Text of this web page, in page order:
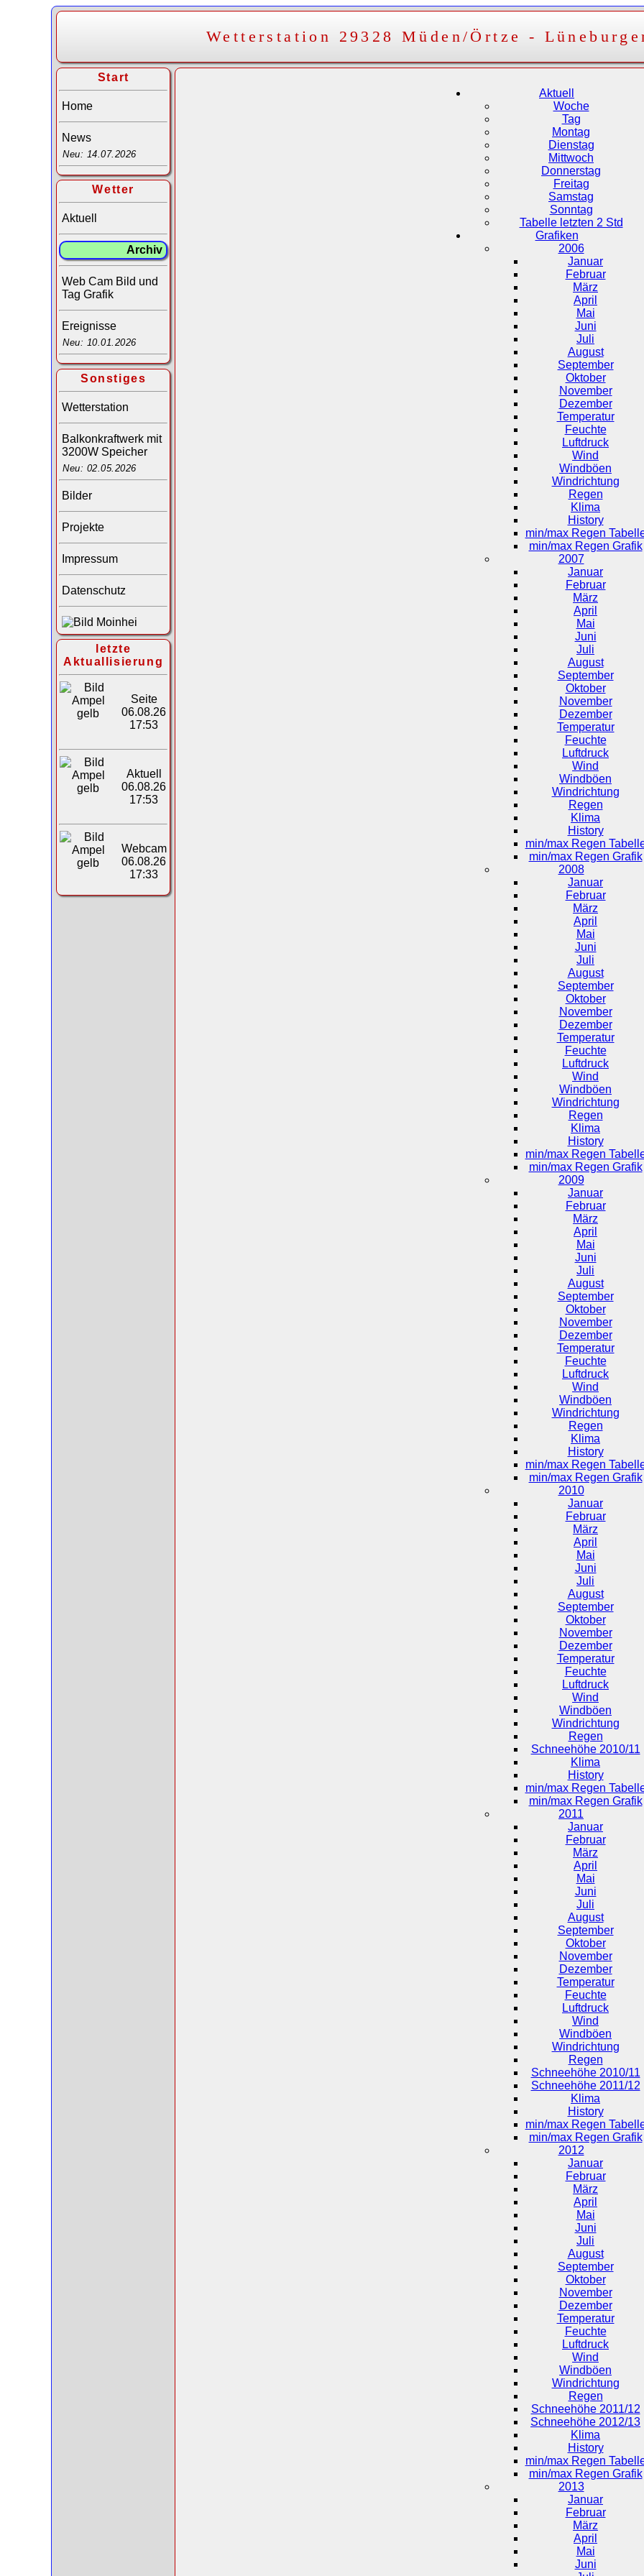
Wetterstation 29328 Müden/Örtze -
Start
Home
News
Neu: 14.07.2026
Wetter
Aktuell
Archiv
Web Cam Bild und
Tag Grafik
Ereignisse
Neu: 10.01.2026
Sonstiges
Wetterstation
Balkonkraftwerk mit
3200W Speicher
Neu: 02.05.2026
Bilder
Projekte
Impressum
Datenschutz
letzte
Aktuallisierung
Seite
06.08.26
17:53
Aktuell
06.08.26
17:53
Webcam
06.08.26
17:33
Aktuell
Woche
Tag
Montag
Dienstag
Mittwoch
Donnerstag
Freitag
Samstag
Sonntag
Tabelle letzten 2 Std
Grafiken
2006
Januar
Februar
März
April
Mai
Juni
Juli
August
September
Oktober
November
Dezember
Temperatur
Feuchte
Luftdruck
Wind
Windböen
Windrichtung
Regen
Klima
History
min/max Regen
min/max Regen Grafik
2007
Januar
Februar
März
April
Mai
Juni
Juli
August
September
Oktober
November
Dezember
Temperatur
Feuchte
Luftdruck
Wind
Windböen
Windrichtung
Regen
Klima
History
min/max Regen
min/max Regen Grafik
2008
Januar
Februar
März
April
Mai
Juni
Juli
August
September
Oktober
November
Dezember
Temperatur
Feuchte
Luftdruck
Wind
Windböen
Windrichtung
Regen
Klima
History
min/max Regen
min/max Regen Grafik
2009
Januar
Februar
März
April
Mai
Juni
Juli
August
September
Oktober
November
Dezember
Temperatur
Feuchte
Luftdruck
Wind
Windböen
Windrichtung
Regen
Klima
History
min/max Regen
min/max Regen Grafik
2010
Januar
Februar
März
April
Mai
Juni
Juli
August
September
Oktober
November
Dezember
Temperatur
Feuchte
Luftdruck
Wind
Windböen
Windrichtung
Regen
Schneehöhe 2010/11
Klima
History
min/max Regen
min/max Regen Grafik
2011
Januar
Februar
März
April
Mai
Juni
Juli
August
September
Oktober
November
Dezember
Temperatur
Feuchte
Luftdruck
Wind
Windböen
Windrichtung
Regen
Schneehöhe 2010/11
Schneehöhe 2011/12
Klima
History
min/max Regen
min/max Regen Grafik
2012
Januar
Februar
März
April
Mai
Juni
Juli
August
September
Oktober
November
Dezember
Temperatur
Feuchte
Luftdruck
Wind
Windböen
Windrichtung
Regen
Schneehöhe 2011/12
Schneehöhe 2012/13
Klima
History
min/max Regen
min/max Regen Grafik
2013
Januar
Februar
März
April
Mai
Juni